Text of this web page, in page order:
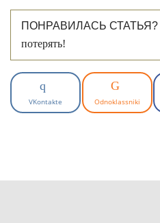
ПОНРАВИЛАСЬ СТАТЬЯ?
потерять!
VKontakte Odnoklassniki